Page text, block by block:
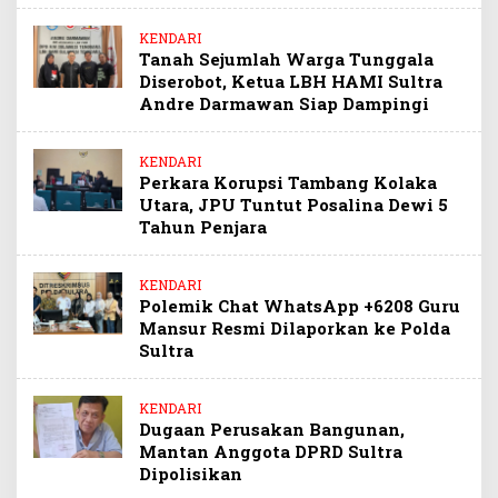
KENDARI
Tanah Sejumlah Warga Tunggala
Diserobot, Ketua LBH HAMI Sultra
Andre Darmawan Siap Dampingi
KENDARI
Perkara Korupsi Tambang Kolaka
Utara, JPU Tuntut Posalina Dewi 5
Tahun Penjara
KENDARI
Polemik Chat WhatsApp +6208 Guru
Mansur Resmi Dilaporkan ke Polda
Sultra
KENDARI
Dugaan Perusakan Bangunan,
Mantan Anggota DPRD Sultra
Dipolisikan